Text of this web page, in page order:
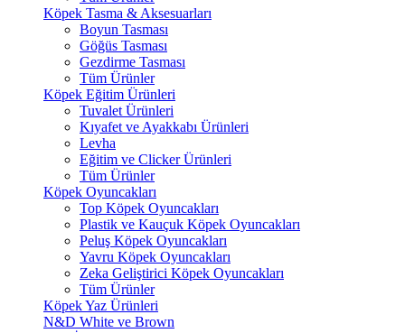
Köpek Tasma & Aksesuarları
Boyun Tasması
Göğüs Tasması
Gezdirme Tasması
Tüm Ürünler
Köpek Eğitim Ürünleri
Tuvalet Ürünleri
Kıyafet ve Ayakkabı Ürünleri
Levha
Eğitim ve Clicker Ürünleri
Tüm Ürünler
Köpek Oyuncakları
Top Köpek Oyuncakları
Plastik ve Kauçuk Köpek Oyuncakları
Peluş Köpek Oyuncakları
Yavru Köpek Oyuncakları
Zeka Geliştirici Köpek Oyuncakları
Tüm Ürünler
Köpek Yaz Ürünleri
N&D White ve Brown